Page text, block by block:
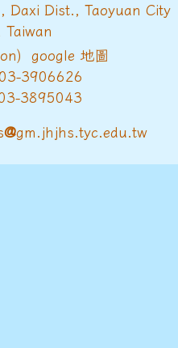
Dist., Taoyuan City
google 地圖
3906626
3895043
@gm.jhjhs.tyc.edu.tw